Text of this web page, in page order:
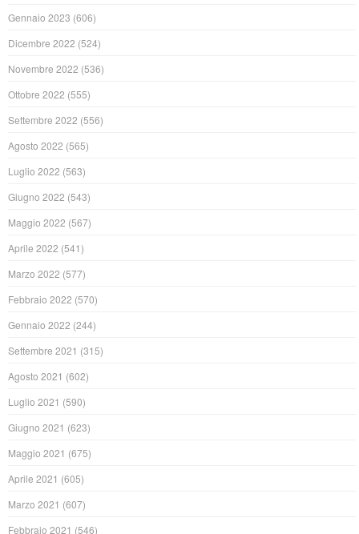
Gennaio 2023 (606)
Dicembre 2022 (524)
Novembre 2022 (536)
Ottobre 2022 (555)
Settembre 2022 (556)
Agosto 2022 (565)
Luglio 2022 (563)
Giugno 2022 (543)
Maggio 2022 (567)
Aprile 2022 (541)
Marzo 2022 (577)
Febbraio 2022 (570)
Gennaio 2022 (244)
Settembre 2021 (315)
Agosto 2021 (602)
Luglio 2021 (590)
Giugno 2021 (623)
Maggio 2021 (675)
Aprile 2021 (605)
Marzo 2021 (607)
Febbraio 2021 (546)